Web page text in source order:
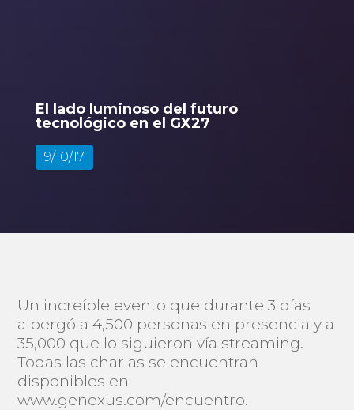
El lado luminoso del futuro
tecnológico en el GX27
9/10/17
Un increíble evento que durante 3 días
albergó a 4,500 personas en presencia y a
35,000 que lo siguieron vía streaming.
Todas las charlas se encuentran
disponibles en
www.genexus.com/encuentro.